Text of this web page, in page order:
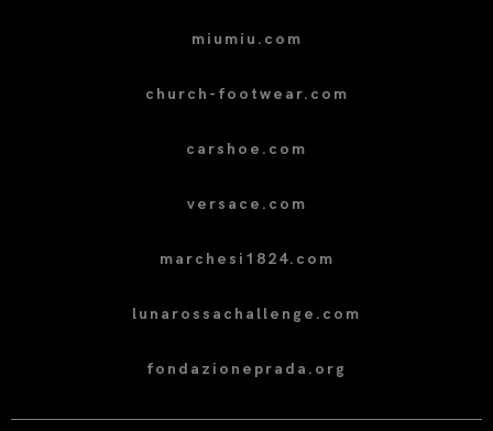
miumiu.com
church-footwear.com
carshoe.com
versace.com
marchesi1824.com
lunarossachallenge.com
fondazioneprada.org